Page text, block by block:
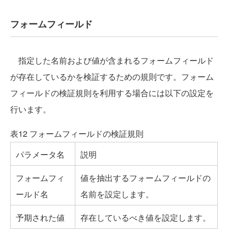
フォームフィールド
指定した名前および値が含まれるフォームフィールド
が存在しているかを検証するための規則です。フォーム
フィールドの検証規則を利用する場合には以下の設定を
行います。
表12 フォームフィールドの検証規則
パラメータ名
説明
フォームフィ
ールド名
値を抽出するフォームフィールドの
名前を設定します。
予期された値
存在しているべき値を設定します。